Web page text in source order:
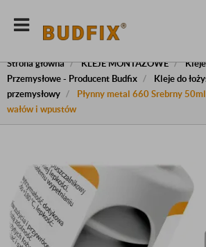
Strona główna KLEJE MONTAŻOWE
Przemysłowe - Producent Budfix
Kleje do
przemysłowy
Płynny metal 660 Srebrny
wałów i wpustów